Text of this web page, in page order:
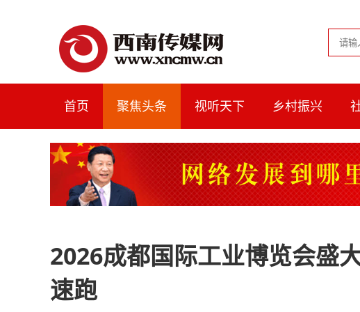
首页 聚焦头条 视听天下 乡村振兴
2026成都国际工业博览会盛
速跑